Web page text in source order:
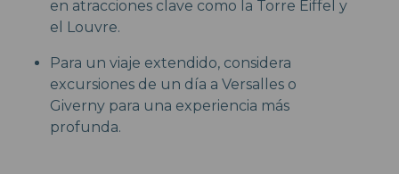
en atracciones clave como la Torre Eiffel y
el Louvre.
Para un viaje extendido, considera
excursiones de un día a Versalles o
Giverny para una experiencia más
profunda.